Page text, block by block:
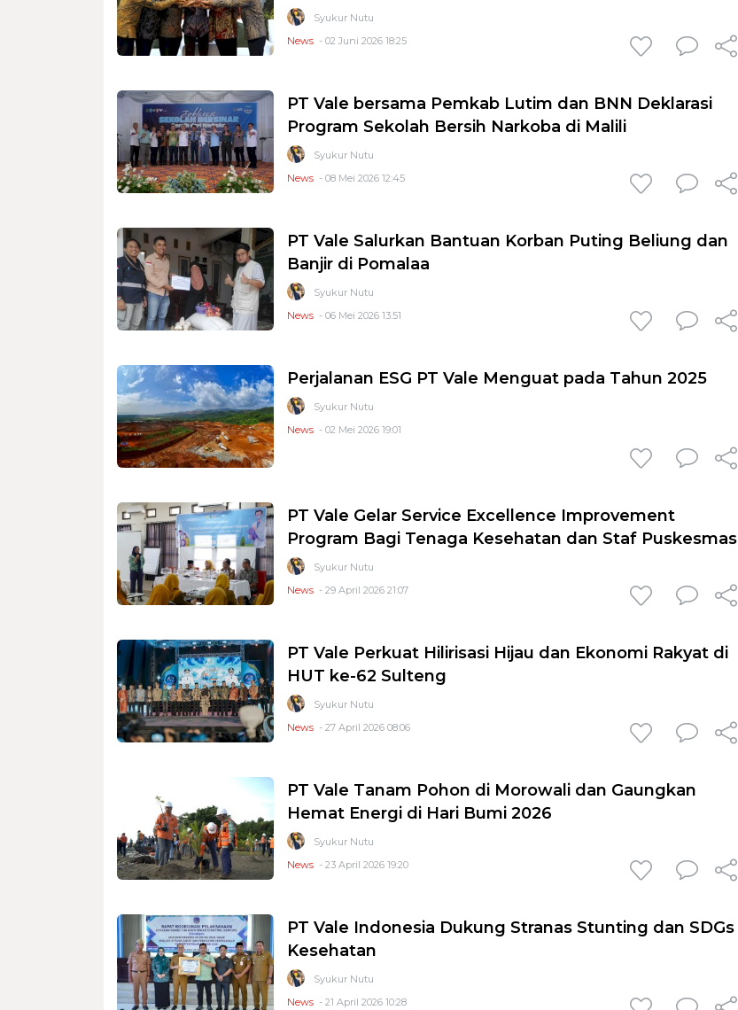
Syukur Nutu
News - 02 Juni 2026 18:25
PT Vale bersama Pemkab Lutim dan BNN Deklarasi
Program Sekolah Bersih Narkoba di Malili
Syukur Nutu
News - 08 Mei 2026 12:45
PT Vale Salurkan Bantuan Korban Puting Beliung dan
Banjir di Pomalaa
Syukur Nutu
News - 06 Mei 2026 13:51
Perjalanan ESG PT Vale Menguat pada Tahun 2025
Syukur Nutu
News - 02 Mei 2026 19:01
PT Vale Gelar Service Excellence Improvement
Program Bagi Tenaga Kesehatan dan Staf Puskesmas
Syukur Nutu
News - 29 April 2026 21:07
PT Vale Perkuat Hilirisasi Hijau dan Ekonomi Rakyat di
HUT ke-62 Sulteng
Syukur Nutu
News - 27 April 2026 08:06
PT Vale Tanam Pohon di Morowali dan Gaungkan
Hemat Energi di Hari Bumi 2026
Syukur Nutu
News - 23 April 2026 19:20
PT Vale Indonesia Dukung Stranas Stunting dan SDGs
Kesehatan
Syukur Nutu
News - 21 April 2026 10:28